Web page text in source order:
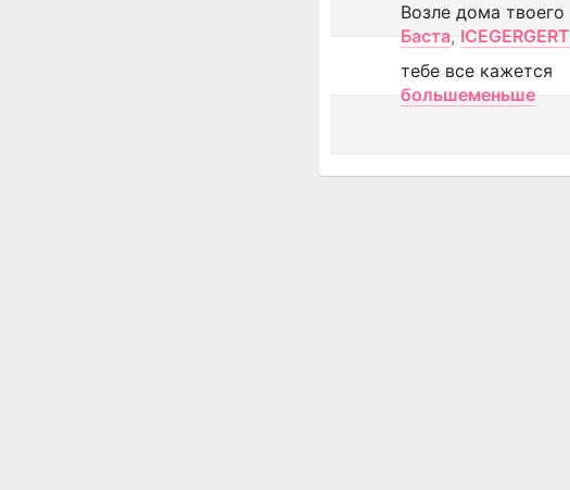
Возле дома твоего
Баста, ICEGERGERT
тебе все кажется
большеменьше